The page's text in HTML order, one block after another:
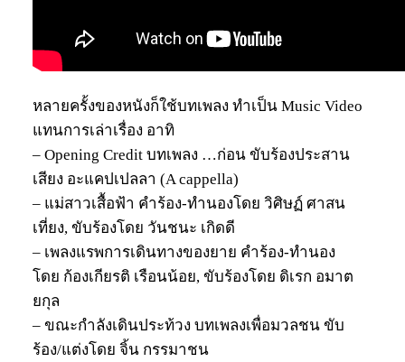
หลายครั้งของหนังก็ใช้บทเพลง ทำเป็น Music Video
แทนการเล่าเรื่อง อาทิ
– Opening Credit บทเพลง …ก่อน ขับร้องประสาน
เสียง อะแคปเปลลา (A cappella)
– แม่สาวเสื้อฟ้า คำร้อง-ทำนองโดย วิศิษฏ์ ศาสน
เที่ยง, ขับร้องโดย วันชนะ เกิดดี
– เพลงแรพการเดินทางของยาย คำร้อง-ทำนอง
โดย ก้องเกียรติ เรือนน้อย, ขับร้องโดย ดิเรก อมาต
ยกุล
– ขณะกำลังเดินประท้วง บทเพลงเพื่อมวลชน ขับ
ร้อง/แต่งโดย จิ้น กรรมาชน